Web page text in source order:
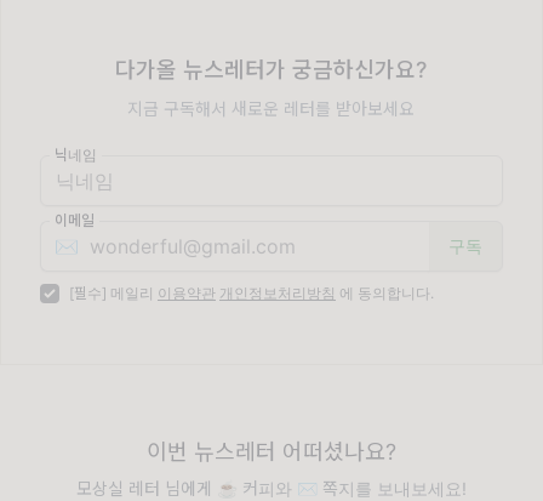
다가올 뉴스레터가 궁금하신가요?
지금 구독해서 새로운 레터를 받아보세요
닉네임
이메일
✉️
[필수] 메일리 이용약관 개인정보처리방침 에 동의합니다.
이번 뉴스레터 어떠셨나요?
모상실 레터 님에게 ☕️ 커피와 ✉️ 쪽지를 보내보세요!